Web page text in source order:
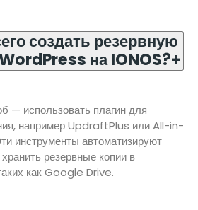
создать резервную
на IONOS?+
— использовать плагин для
например UpdraftPlus или All-in-
инструменты автоматизируют
резервные копии в
как Google Drive.